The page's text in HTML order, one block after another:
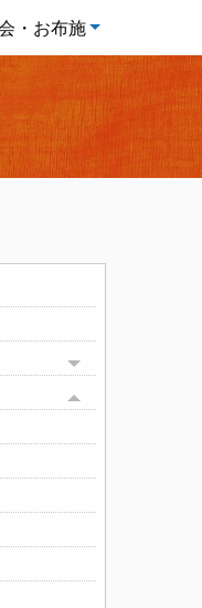
・お布施
Toggle menu
Toggle menu